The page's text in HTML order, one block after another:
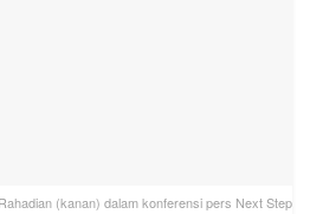
(kanan) dalam konferensi pers Next Step